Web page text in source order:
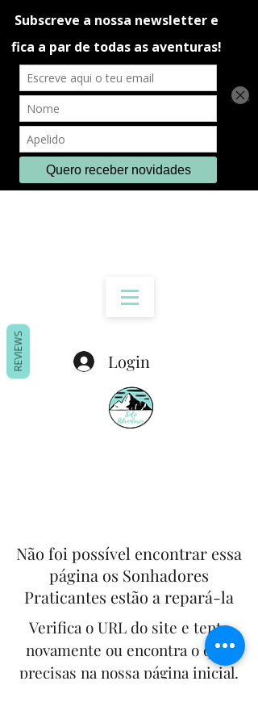
Login
Não foi possível encontrar essa
página os Sonhadores
Praticantes estão a repará-la
Verifica o URL do site e tenta
novamente ou encontra o que
precisas na nossa página inicial.
REVIEWS